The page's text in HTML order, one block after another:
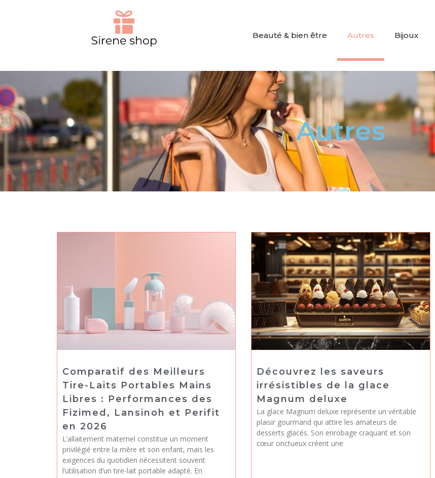
Beauté & bien être Autres Bijoux
Autres
Comparatif des Meilleurs
Tire-Laits Portables Mains
Libres : Performances des
Fizimed, Lansinoh et Perifit
en 2026
L’allaitement maternel constitue un moment
privilégié entre la mère et son enfant, mais les
exigences du quotidien nécessitent souvent
l’utilisation d’un tire-lait portable adapté. En
Découvrez les saveurs
irrésistibles de la glace
Magnum deluxe
La glace Magnum deluxe représente un véritable
plaisir gourmand qui attire les amateurs de
desserts glacés. Son enrobage craquant et son
cœur onctueux créent une